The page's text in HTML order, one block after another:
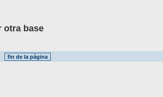
base